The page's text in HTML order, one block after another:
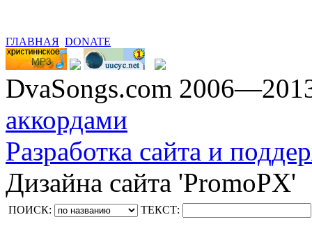
ГЛАВНАЯ DONATE
DvaSongs.com
аккордами
Разработка сайта и
Дизайна сайта 'PromoPX'
ПОИСК: ТЕКСТ: